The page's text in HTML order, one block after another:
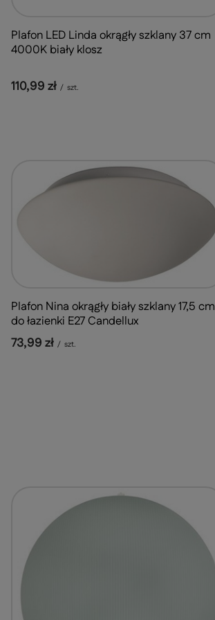
Plafon LED Linda okrągły szklany 37 cm
4000K biały klosz
110,99 zł / szt.
Plafon Nina okrągły biały szklany 17,5 cm
do łazienki E27 Candellux
73,99 zł / szt.